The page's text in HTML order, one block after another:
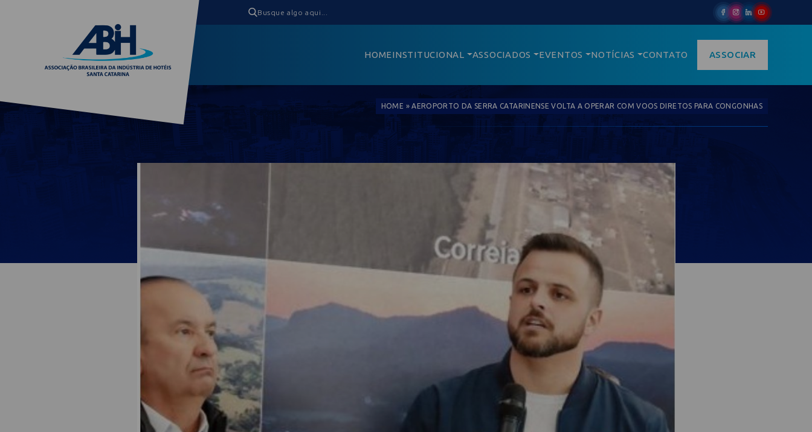
HOMEINSTITUCIONAL ASSOCIADOS EVENTOS NOTÍCIAS CONTATO ASSOCIAR
HOME »AEROPORTO DA SERRA CATARINENSE VOLTA A OPERAR COM VOOS DIRETOS PARA CONGONHAS